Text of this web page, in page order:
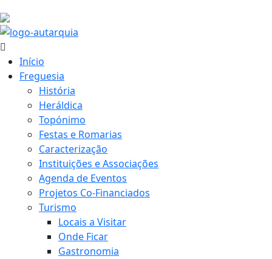
Início
Freguesia
História
Heráldica
Topónimo
Festas e Romarias
Caracterização
Instituições e Associações
Agenda de Eventos
Projetos Co-Financiados
Turismo
Locais a Visitar
Onde Ficar
Gastronomia